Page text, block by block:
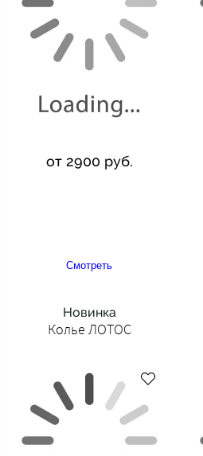
от 2900 руб.
Смотреть
Новинка
Колье ЛОТОС